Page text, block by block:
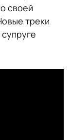
своей
треки